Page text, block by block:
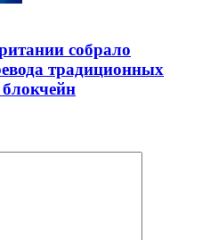
собрало
традиционных